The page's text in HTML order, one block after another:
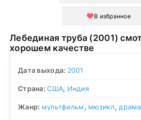
В избранное
Лебединая труба (2001) смотреть в
хорошем качестве
Дата выхода: 2001
Страна:США, Индия
Жанр: мультфильм, мюзикл, драма